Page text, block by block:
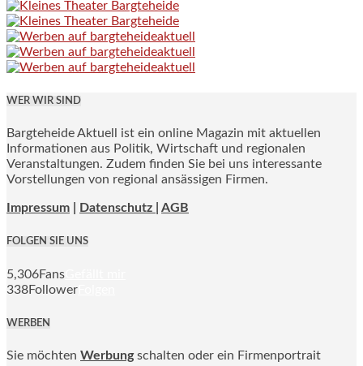
WER WIR SIND
Bargteheide Aktuell ist ein online Magazin mit aktuellen
Informationen aus Politik, Wirtschaft und regionalen
Veranstaltungen. Zudem finden Sie bei uns interessante
Vorstellungen von regional ansässigen Firmen.
Impressum Datenschutz | AGB
FOLGEN SIE UNS
5,306Fans
338Follower
WERBEN
Sie möchten Werbung schalten oder ein Firmenportrait